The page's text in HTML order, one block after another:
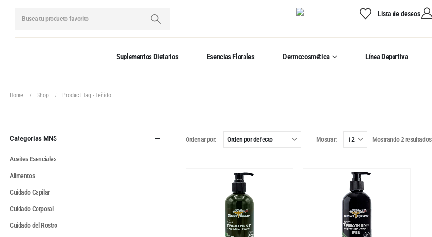
Lista de deseos
Suplementos Dietarios Esencias Florales Dermocosmética Línea Deportiva
Home Shop Product Tag - Teñido
Ordenar por: Mostrar: Mostrando 2 resultados
Categorias MNS
Aceites Esenciales
Alimentos
Cuidado Capilar
Cuidado Corporal
Cuidado del Rostro